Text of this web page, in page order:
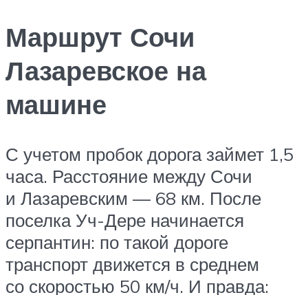
Маршрут Сочи
Лазаревское на
машине
С учетом пробок дорога займет 1,5
часа. Расстояние между Сочи
и Лазаревским — 68 км. После
поселка Уч-Дере начинается
серпантин: по такой дороге
транспорт движется в среднем
со скоростью 50 км/ч. И правда: